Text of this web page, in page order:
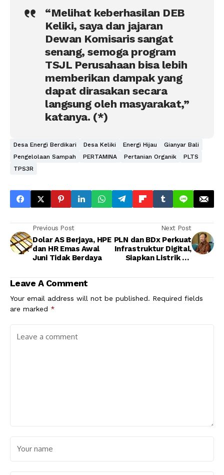
“Melihat keberhasilan DEB
Keliki, saya dan jajaran
Dewan Komisaris sangat
senang, semoga program
TSJL Perusahaan bisa lebih
memberikan dampak yang
dapat dirasakan secara
langsung oleh masyarakat,”
katanya. (*)
Desa Energi Berdikari Desa Keliki Energi Hijau
Gianyar Bali
Pengelolaan Sampah
PERTAMINA Pertanian Organik
PLTS
TPS3R
Previous Post
Dolar AS Berjaya, HPE
dan HR Emas Awal
Juni Tidak Berdaya
Next Post
PLN dan BDx Perkuat
Infrastruktur Digital,
Siapkan Listrik 1,2
Leave A Comment
Your email address will not be published. Required fields
are marked *